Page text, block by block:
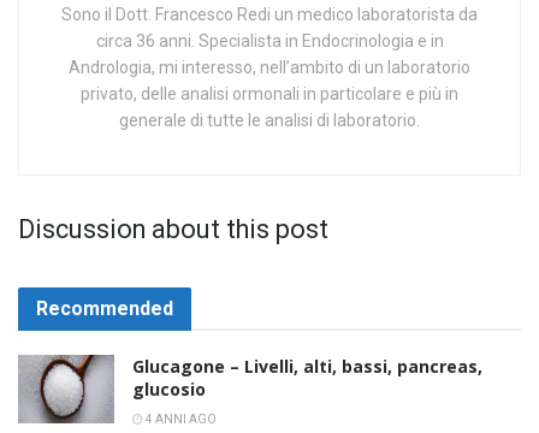
Sono il Dott. Francesco Redi un medico laboratorista da
circa 36 anni. Specialista in Endocrinologia e in
Andrologia, mi interesso, nell’ambito di un laboratorio
privato, delle analisi ormonali in particolare e più in
generale di tutte le analisi di laboratorio.
Discussion about this post
Recommended
Glucagone – Livelli, alti, bassi, pancreas,
glucosio
4 ANNI AGO